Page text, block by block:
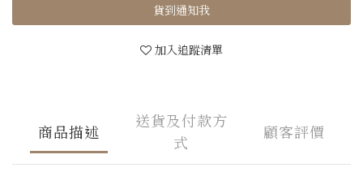
貨到通知我
加入追蹤清單
商品描述
送貨及付款方
式
顧客評價